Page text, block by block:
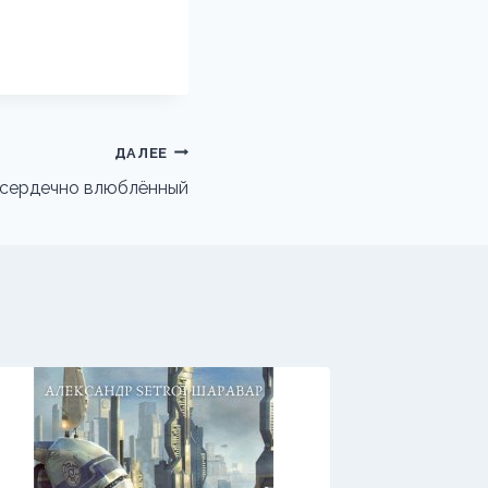
ДАЛЕЕ
влюблённый